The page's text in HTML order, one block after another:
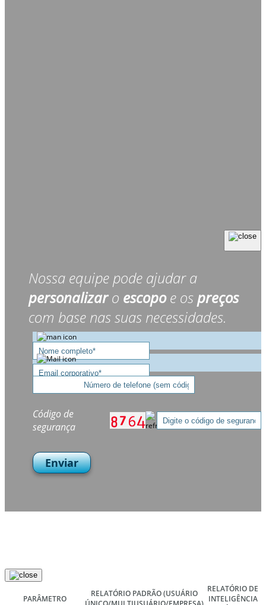
Nossa equipe pode ajudar a
personalizaro escopoe ospreços
com base nas suas necessidades.
Código de
segurança
Enviar
PARÂMETRO
RELATÓRIO PADRÃO(USUÁRIO
RELATÓRIO DE
INTELIGÊNCIA